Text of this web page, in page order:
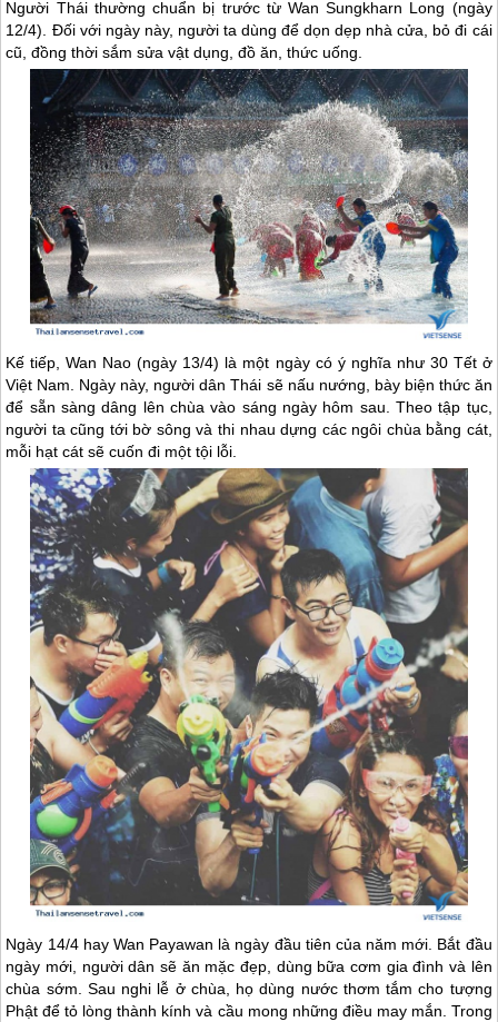
Người Thái thường chuẩn bị trước từ Wan Sungkharn Long (ngày
12/4). Đối với ngày này, người ta dùng để dọn dẹp nhà cửa, bỏ đi cái
cũ, đồng thời sắm sửa vật dụng, đồ ăn, thức uống.
Kế tiếp, Wan Nao (ngày 13/4) là một ngày có ý nghĩa như 30 Tết ở
Việt Nam. Ngày này, người dân Thái sẽ nấu nướng, bày biện thức ăn
để sẵn sàng dâng lên chùa vào sáng ngày hôm sau. Theo tập tục,
người ta cũng tới bờ sông và thi nhau dựng các ngôi chùa bằng cát,
mỗi hạt cát sẽ cuốn đi một tội lỗi.
Ngày 14/4 hay Wan Payawan là ngày đầu tiên của năm mới. Bắt đầu
ngày mới, người dân sẽ ăn mặc đẹp, dùng bữa cơm gia đình và lên
chùa sớm. Sau nghi lễ ở chùa, họ dùng nước thơm tắm cho tượng
Phật để tỏ lòng thành kính và cầu mong những điều may mắn. Trong